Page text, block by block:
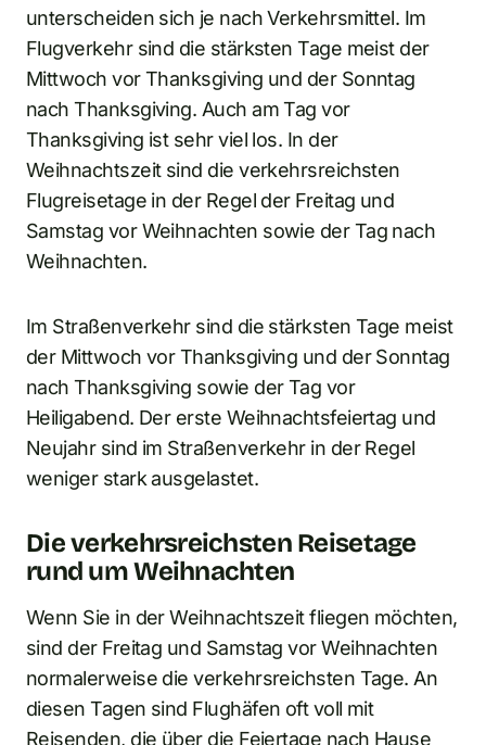
unterscheiden sich je nach Verkehrsmittel. Im
Flugverkehr sind die stärksten Tage meist der
Mittwoch vor Thanksgiving und der Sonntag
nach Thanksgiving. Auch am Tag vor
Thanksgiving ist sehr viel los. In der
Weihnachtszeit sind die verkehrsreichsten
Flugreisetage in der Regel der Freitag und
Samstag vor Weihnachten sowie der Tag nach
Weihnachten.
Im Straßenverkehr sind die stärksten Tage meist
der Mittwoch vor Thanksgiving und der Sonntag
nach Thanksgiving sowie der Tag vor
Heiligabend. Der erste Weihnachtsfeiertag und
Neujahr sind im Straßenverkehr in der Regel
weniger stark ausgelastet.
Die verkehrsreichsten Reisetage
rund um Weihnachten
Wenn Sie in der Weihnachtszeit fliegen möchten,
sind der Freitag und Samstag vor Weihnachten
normalerweise die verkehrsreichsten Tage. An
diesen Tagen sind Flughäfen oft voll mit
Reisenden, die über die Feiertage nach Hause